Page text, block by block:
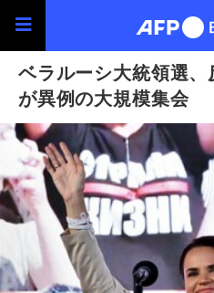
ベラルーシ大統領選
が異例の大規模集会